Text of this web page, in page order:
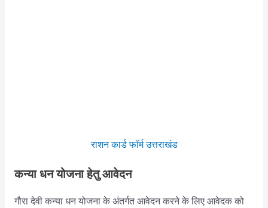
राशन कार्ड फॉर्म उत्तराखंड
कन्या धन योजना हेतु आवेदन
गौरा देवी कन्या धन योजना के अंतर्गत आवेदन करने के लिए आवेदक को